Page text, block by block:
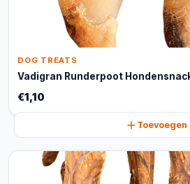
DOG TREATS
Vadigran Runderpoot
€1,10
Toevoegen